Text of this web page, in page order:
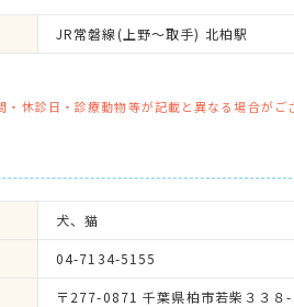
JR常磐線(上野～取手) 北柏駅
休診日・診療動物等が記載と異なる場合がご
犬、猫
04-7134-5155
〒277-0871 千葉県柏市若柴３３８-